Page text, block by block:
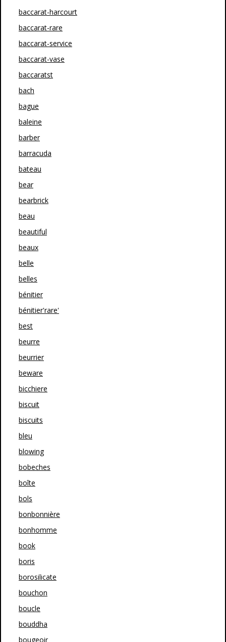
baccarat-harcourt
baccarat-rare
baccarat-service
baccarat-vase
baccaratst
bach
bague
baleine
barber
barracuda
bateau
bear
bearbrick
beau
beautiful
beaux
belle
belles
bénitier
bénitier'rare'
best
beurre
beurrier
beware
bicchiere
biscuit
biscuits
bleu
blowing
bobeches
boîte
bols
bonbonnière
bonhomme
book
boris
borosilicate
bouchon
boucle
bouddha
bougeoir